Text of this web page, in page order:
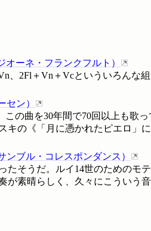
オーネ・フランクフルト ）
、2Fl＋Vn＋Vcといういろん
セン）
の曲を30年間で70回以上も歌
キの《「月に憑かれたピエロ」
ンブル・コレスポンダンス ）
たそうだ。ルイ14世のためのモ
素晴らしく、久々にこういう音